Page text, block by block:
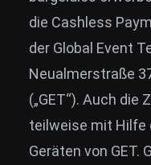
die Cashless
der Global Event
Neualmerstraße
(„GET“). Auch
teilweise mit Hilfe
Geräten von GET.